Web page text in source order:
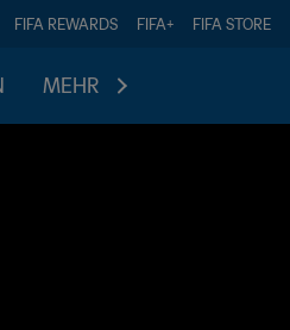
FIFA REWARDS FIFA+ FIFA STORE
MEHR